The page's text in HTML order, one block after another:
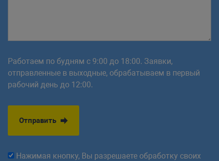
Работаем по будням с 9:00 до 18:00. Заявки,
отправленные в выходные, обрабатываем в первый
рабочий день до 12:00.
Отправить
Нажимая кнопку, Вы разрешаете обработку своих